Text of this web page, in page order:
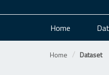
Home
Home Dataset